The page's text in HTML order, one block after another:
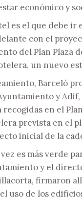
económico y
es el que debe ir
con el
del Plan Plaza
un nuevo
Barceló
y
recogidas en el
prevista en el
inicial de la
es más verde
y el
firmaron
uso de los